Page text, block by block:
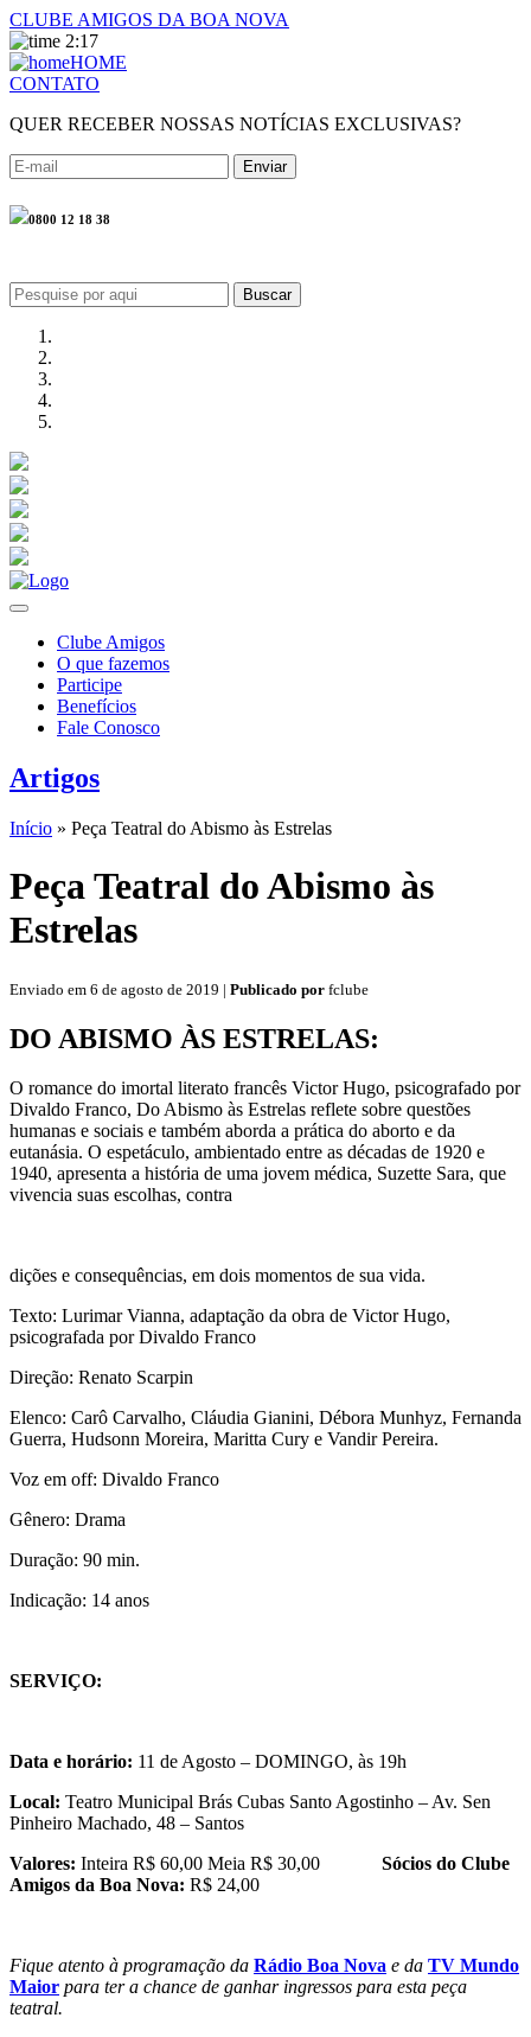
CLUBE AMIGOS DA BOA NOVA
2:17
HOME
CONTATO
QUER RECEBER NOSSAS NOTÍCIAS EXCLUSIVAS?
0800 12 18 38
Buscar
Clube Amigos
O que fazemos
Participe
Benefícios
Fale Conosco
Artigos
Início » Peça Teatral do Abismo às Estrelas
Peça Teatral do Abismo às
Estrelas
Enviado em 6 de agosto de 2019 | Publicado por fclube
DO ABISMO ÀS ESTRELAS:
O romance do imortal literato francês Victor Hugo, psicografado por
Divaldo Franco, Do Abismo às Estrelas reflete sobre questões
humanas e sociais e também aborda a prática do aborto e da
eutanásia. O espetáculo, ambientado entre as décadas de 1920 e
1940, apresenta a história de uma jovem médica, Suzette Sara, que
vivencia suas escolhas, contra
dições e consequências, em dois momentos de sua vida.
Texto: Lurimar Vianna, adaptação da obra de Victor Hugo,
psicografada por Divaldo Franco
Direção: Renato Scarpin
Elenco: Carô Carvalho, Cláudia Gianini, Débora Munhyz, Fernanda
Guerra, Hudsonn Moreira, Maritta Cury e Vandir Pereira.
Voz em off: Divaldo Franco
Gênero: Drama
Duração: 90 min.
Indicação: 14 anos
SERVIÇO:
Data e horário: 11 de Agosto – DOMINGO, às 19h
Local: Teatro Municipal Brás Cubas Santo Agostinho – Av. Sen
Pinheiro Machado, 48 – Santos
Valores: Inteira R$ 60,00 Meia R$ 30,00 Sócios do Clube
Amigos da Boa Nova: R$ 24,00
Fique atento à programação da Rádio Boa Nova e da TV Mundo
Maior para ter a chance de ganhar ingressos para esta peça
teatral.